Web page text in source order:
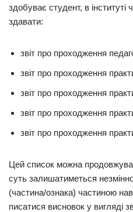
здобуває студент, в інституті
здавати:
звіт про проходження
звіт про проходження
звіт про проходження
звіт про проходження
звіт про проходження
Цей список можна
суть залишатиметься
(частина/ознака) частиною
писатися висновок у вигляді